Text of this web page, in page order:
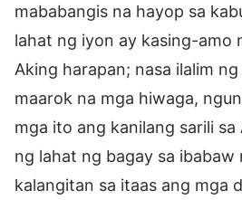
mababangis na hayop sa
lahat ng iyon ay kasing-amo
Aking harapan; nasa ilalim
maarok na mga hiwaga,
mga ito ang kanilang sarili
ng lahat ng bagay sa ibabaw
kalangitan sa itaas ang mga